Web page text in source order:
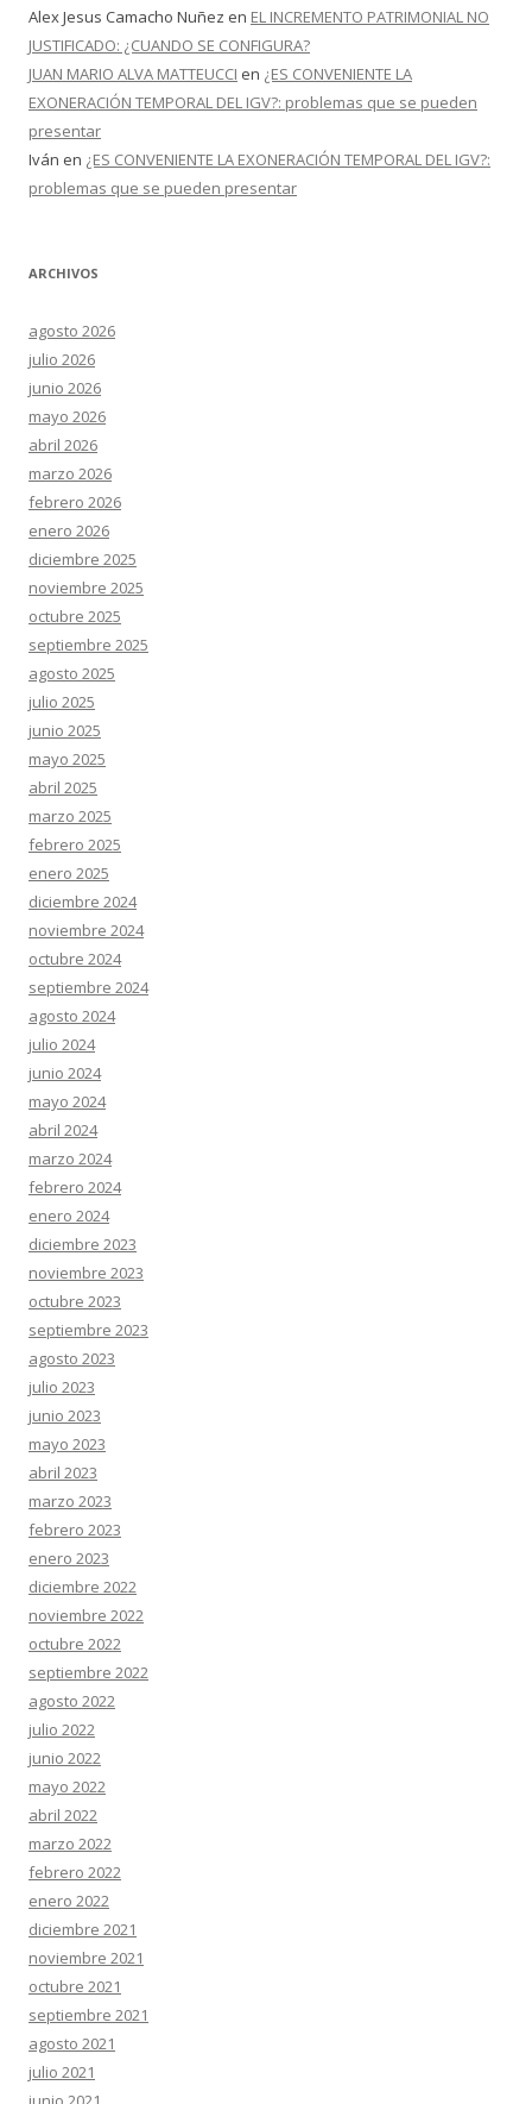
Alex Jesus Camacho Nuñez en EL INCREMENTO PATRIMONIAL NO
JUSTIFICADO: ¿CUANDO SE CONFIGURA?
JUAN MARIO ALVA MATTEUCCI en ¿ES CONVENIENTE LA
EXONERACIÓN TEMPORAL DEL IGV?: problemas que se pueden
presentar
Iván en ¿ES CONVENIENTE LA EXONERACIÓN TEMPORAL DEL IGV?:
problemas que se pueden presentar
ARCHIVOS
agosto 2026
julio 2026
junio 2026
mayo 2026
abril 2026
marzo 2026
febrero 2026
enero 2026
diciembre 2025
noviembre 2025
octubre 2025
septiembre 2025
agosto 2025
julio 2025
junio 2025
mayo 2025
abril 2025
marzo 2025
febrero 2025
enero 2025
diciembre 2024
noviembre 2024
octubre 2024
septiembre 2024
agosto 2024
julio 2024
junio 2024
mayo 2024
abril 2024
marzo 2024
febrero 2024
enero 2024
diciembre 2023
noviembre 2023
octubre 2023
septiembre 2023
agosto 2023
julio 2023
junio 2023
mayo 2023
abril 2023
marzo 2023
febrero 2023
enero 2023
diciembre 2022
noviembre 2022
octubre 2022
septiembre 2022
agosto 2022
julio 2022
junio 2022
mayo 2022
abril 2022
marzo 2022
febrero 2022
enero 2022
diciembre 2021
noviembre 2021
octubre 2021
septiembre 2021
agosto 2021
julio 2021